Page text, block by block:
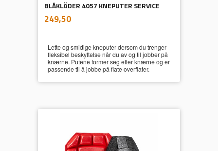
BLÅKLÄDER 4057 KNEPUTER SERVICE
Pris
249,50mva.
Lette og smidige kneputer dersom du trenger
fleksibel beskyttelse når du av og til jobber på
knærne. Putene former seg etter knærne og er
passende til å jobbe på flate overflater.